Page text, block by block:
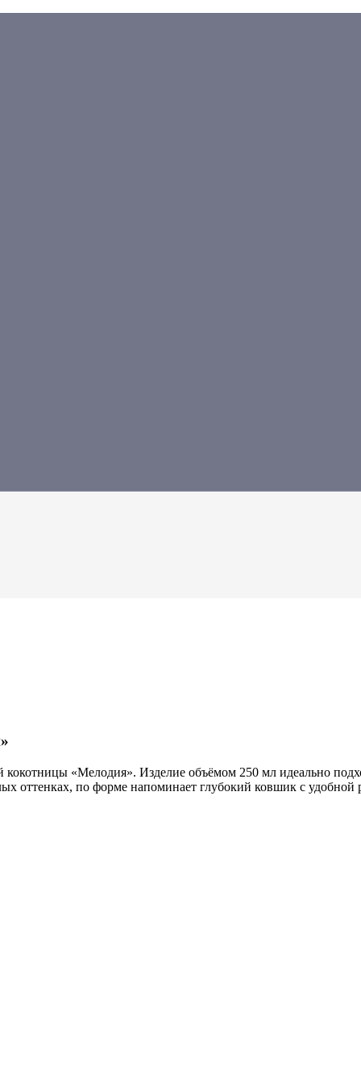
«Мелодия». Изделие объёмом 250 мл идеально
оттенках, по форме напоминает глубокий ковшик с удобной